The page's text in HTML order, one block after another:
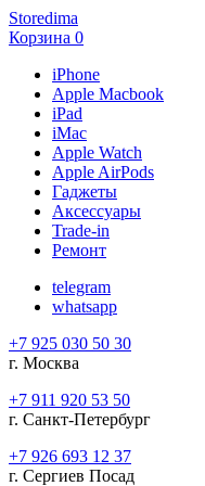
Storedima
Корзина 0
iPhone
Apple Macbook
iPad
iMac
Apple Watch
Apple AirPods
Гаджеты
Аксессуары
Trade-in
Ремонт
telegram
whatsapp
+7 925 030 50 30
г. Москва
+7 911 920 53 50
г. Санкт-Петербург
+7 926 693 12 37
г. Сергиев Посад